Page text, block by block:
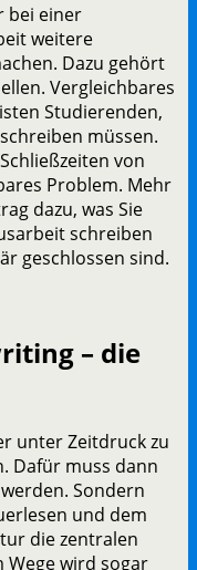
bei einer
weitere
Dazu gehört
Vergleichbares
Studierenden,
müssen.
von
Problem. Mehr
dazu, was Sie
schreiben
geschlossen sind.
– die
unter Zeitdruck zu
Dafür muss dann
Sondern
und dem
die zentralen
Wege wird sogar